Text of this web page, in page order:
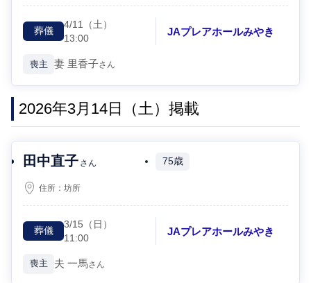
葬儀
4/11 （土）
13:00
JAプレアホールみやき
喪主 妻 里香子さん
2026年3月14日（土）掲載
田中直子 さん 75歳
住所：坊所
葬儀
3/15 （日）
11:00
JAプレアホールみやき
喪主 夫 一馬さん